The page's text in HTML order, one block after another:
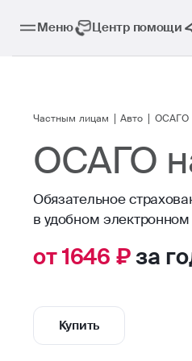
Меню Центр помощи
Частным лицам Авто ОСАГО
ОСАГО
Обязательное
в удобном
от 1646 ₽за
Купить